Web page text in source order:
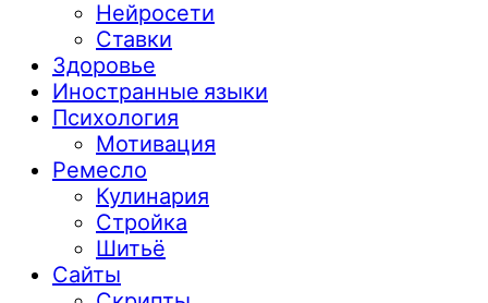
Нейросети
Ставки
Здоровье
Иностранные языки
Психология
Мотивация
Ремесло
Кулинария
Стройка
Шитьё
Сайты